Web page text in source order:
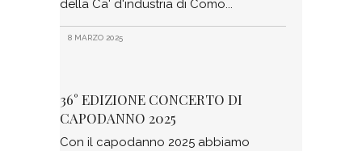
della Ca' d'industria di Como
8 MARZO 2025
36° EDIZIONE CONCERTO DI
CAPODANNO 2025
Con il capodanno 2025 abbiamo